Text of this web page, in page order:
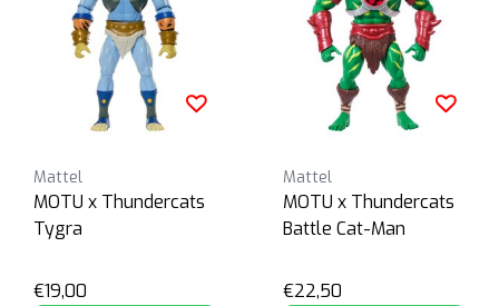
Mattel
MOTU x Thundercats
Tygra
€19,00
Mattel
MOTU x Thundercats
Battle Cat-Man
€22,50